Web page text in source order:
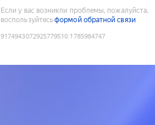
Если у вас возникли проблемы, пожалуйста,
воспользуйтесьформой обратной связи
9174943072925779510:1785984747